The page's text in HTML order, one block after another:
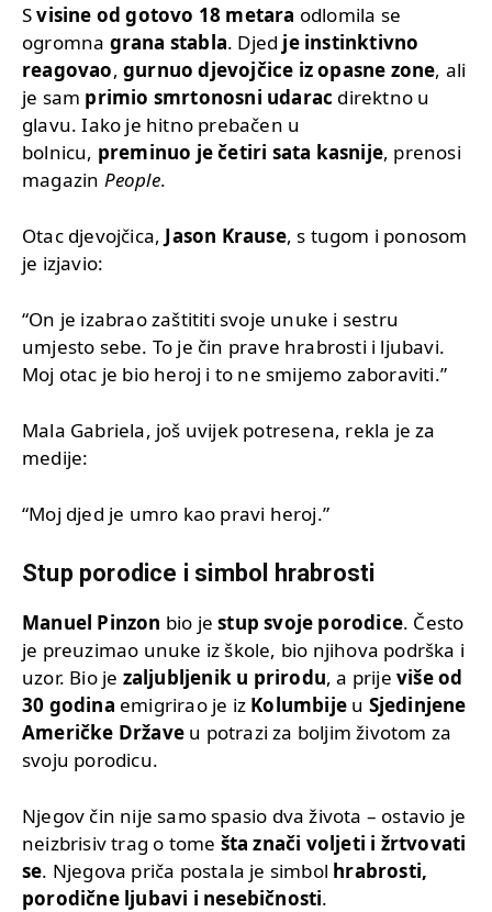
Svisine od gotovo 18 metara odlomila se
ogromna grana stabla. Djed je instinktivno
reagovao,gurnuo djevojčice iz opasne zone, ali
je sam primio smrtonosni udarac direktno u
glavu. Iako je hitno prebačen u
bolnicu, preminuo je četiri sata kasnije, prenosi
magazin People.
Otac djevojčica, Jason Krause, s tugom i ponosom
je izjavio:
“On je izabrao zaštititi svoje unuke i sestru
umjesto sebe. To je čin prave hrabrosti i ljubavi.
Moj otac je bio heroj i to ne smijemo zaboraviti.”
Mala Gabriela, još uvijek potresena, rekla je za
medije:
“Moj djed je umro kao pravi heroj.”
Stup porodice i simbol hrabrosti
Manuel Pinzon bio jestup svoje porodice. Često
je preuzimao unuke iz škole, bio njihova podrška i
uzor. Bio je zaljubljenik u prirodu, a prijeviše od
30 godina emigrirao je iz Kolumbije u Sjedinjene
Američke Države u potrazi za boljim životom za
svoju porodicu.
Njegov čin nije samo spasio dva života – ostavio je
neizbrisiv trag o tome šta znači voljeti i žrtvovati
se. Njegova priča postala je simbol hrabrosti,
porodične ljubavi i nesebičnosti.